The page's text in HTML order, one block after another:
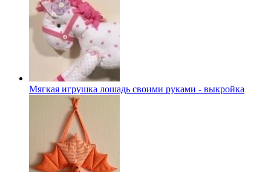
Мягкая игрушка лошадь своими руками - выкройка